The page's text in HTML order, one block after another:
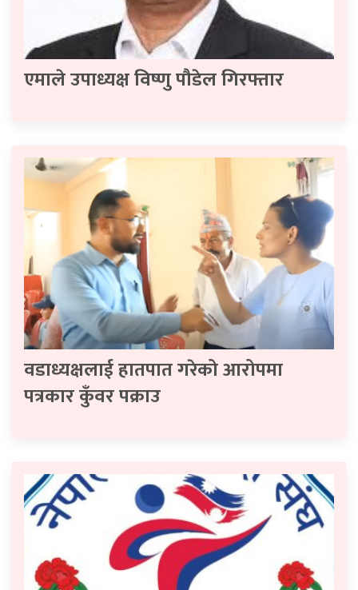
एमाले उपाध्यक्ष विष्णु पौडेल गिरफ्तार
वडाध्यक्षलाई हातपात गरेको आरोपमा
पत्रकार कुँवर पक्राउ